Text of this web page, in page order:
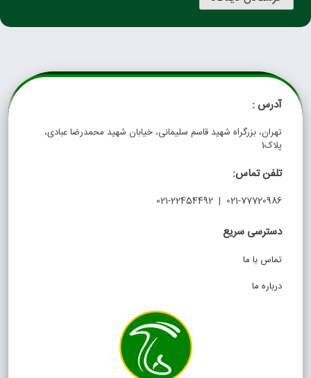
آدرس :
تهران، بزرگراه شهید قاسم سلیمانی، خیابان شهید محمدرضا عبادی،
پلاک1
تلفن تماس:
021-77720986 | 021-22454492
دسترسی سریع
تماس با ما
درباره ما